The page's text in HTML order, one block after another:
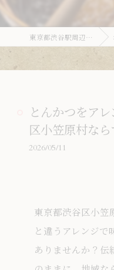
東京都渋谷駅周辺のとんかつならとんかつ 梛
とんかつをア
区小笠原村な
2026/05/11
東京都渋谷区小笠
と違うアレンジで
ありませんか？伝